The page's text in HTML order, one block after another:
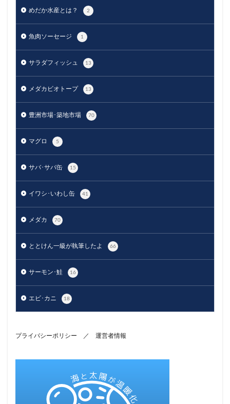
めだか水産とは？ 2
魚肉ソーセージ 1
サラダフィッシュ 13
メダカビオトープ 13
豊洲市場･築地市場 70
マグロ 5
サバ･サバ缶 15
イワシ･いわし缶 41
メダカ 70
ととけん一級が執筆したよ 66
サーモン･鮭 16
エビ･カニ 18
プライバシーポリシー ／ 運営者情報